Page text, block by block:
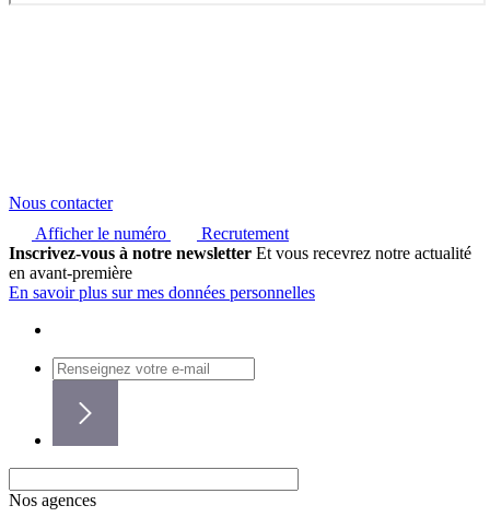
Nous contacter
Afficher le numéro
Recrutement
Inscrivez-vous à notre newsletter Et vous recevrez notre actualité
en avant-première
En savoir plus sur mes données personnelles
Nos agences